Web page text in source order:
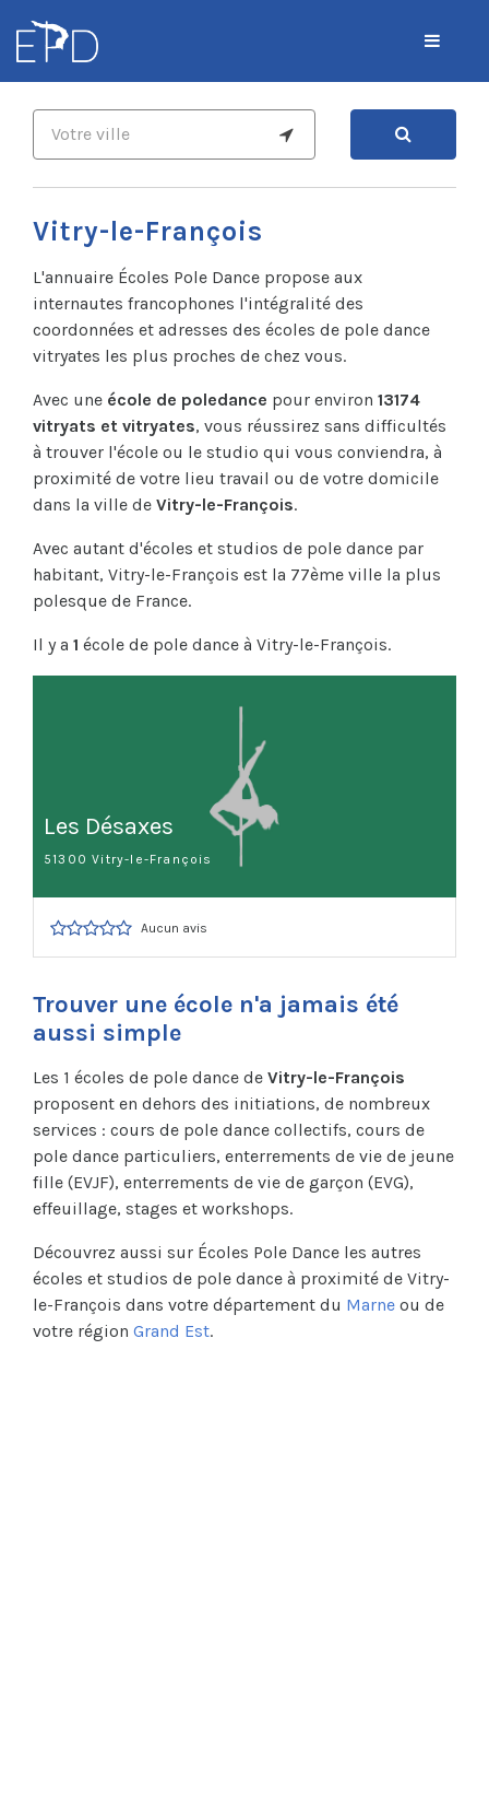
Vitry-le-François
L'annuaire Écoles Pole Dance propose aux
internautes francophones l'intégralité des
coordonnées et adresses des écoles de pole dance
vitryates les plus proches de chez vous.
Avec une école de poledance pour environ 13174
vitryats et vitryates, vous réussirez sans difficultés
à trouver l'école ou le studio qui vous conviendra, à
proximité de votre lieu travail ou de votre domicile
dans la ville de Vitry-le-François.
Avec autant d'écoles et studios de pole dance par
habitant, Vitry-le-François est la 77ème ville la plus
polesque de France.
Il y a 1 école de pole dance à Vitry-le-François.
Les Désaxes
51300 Vitry-le-François
Aucun avis
Trouver une école n'a jamais été
aussi simple
Les 1 écoles de pole dance de Vitry-le-François
proposent en dehors des initiations, de nombreux
services : cours de pole dance collectifs, cours de
pole dance particuliers, enterrements de vie de jeune
fille (EVJF), enterrements de vie de garçon (EVG),
effeuillage, stages et workshops.
Découvrez aussi sur Écoles Pole Dance les autres
écoles et studios de pole dance à proximité de Vitry-
le-François dans votre département du Marne ou de
votre région Grand Est.